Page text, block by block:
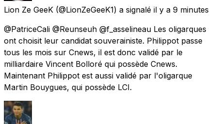
Lion Ze GeeK (@LionZeGeeK1) a signalé il y a 9 minutes
@PatriceCali @Reunseuh @f_asselineau Les oligarques
ont choisit leur candidat souverainiste. Philippot passe
tous les mois sur Cnews, il est donc validé par le
milliardaire Vincent Bolloré qui possède Cnews.
Maintenant Philippot est aussi validé par l'oligarque
Martin Bouygues, qui possède LCI.